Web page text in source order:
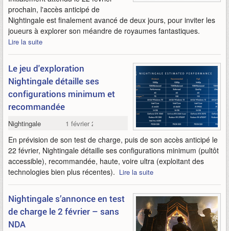
prochain, l'accès anticipé de
Nightingale est finalement avancé de deux jours, pour inviter les
joueurs à explorer son méandre de royaumes fantastiques.
Lire la suite
Le jeu d'exploration
Nightingale détaille ses
configurations minimum et
recommandée
Nightingale 1 février 2024
En prévision de son test de charge, puis de son accès anticipé le
22 février, Nightingale détaille ses configurations minimum (pultôt
accessible), recommandée, haute, voire ultra (exploitant des
technologies bien plus récentes). Lire la suite
Nightingale s’annonce en test
de charge le 2 février – sans
NDA